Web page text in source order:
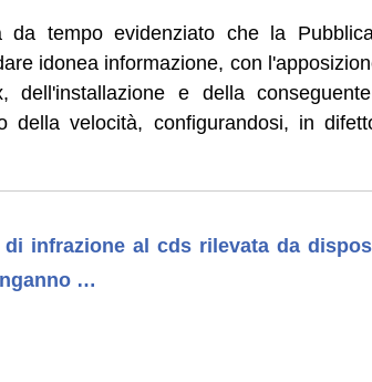
tempo evidenziato che la
idonea informazione, con
dell'installazione e della
della velocità, configurandosi, in
infrazione al cds rilevata da
…